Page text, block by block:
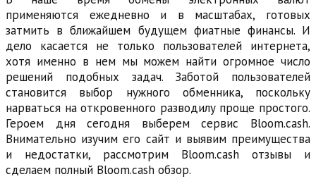
применяются ежедневно и в масштабах, готовых
затмить в ближайшем будущем фиатные финансы. И
дело касается не только пользователей интернета,
хотя именно в нем мы можем найти огромное число
решений подобных задач. Заботой пользователей
становится выбор нужного обменника, поскольку
нарваться на откровенного разводилу проще простого.
Героем дня сегодня выберем сервис Bloom.cash.
Внимательно изучим его сайт и выявим преимущества
и недостатки, рассмотрим Bloom.cash отзывы и
сделаем полный Bloom.cash обзор.